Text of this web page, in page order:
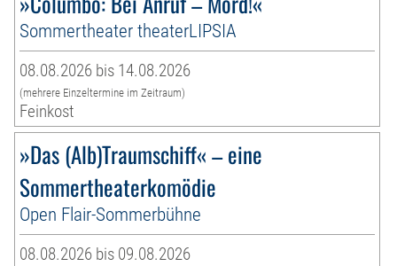
Sommertheater theaterLIPSIA
08.08.2026 bis 14.08.2026
(mehrere Einzeltermine im Zeitraum)
Feinkost
»Das (Alb)Traumschiff« – eine
Sommertheaterkomödie
Open Flair-Sommerbühne
08.08.2026 bis 09.08.2026